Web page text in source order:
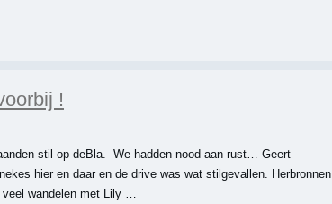
!
stil op deBla. We hadden nood aan rust… Geert
hier en daar en de drive was wat stilgevallen. Herbronnen
veel wandelen met Lily …